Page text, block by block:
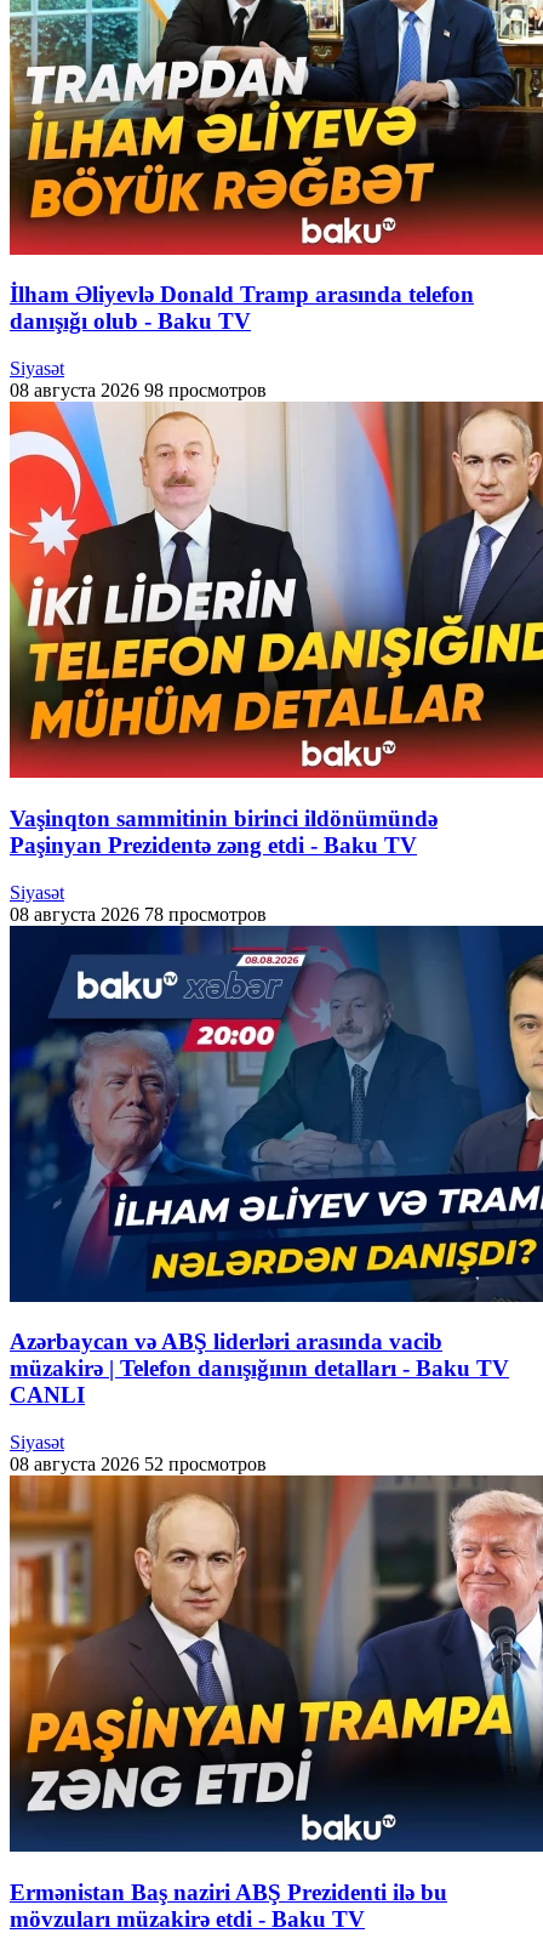
İlham Əliyevlə Donald Tramp arasında telefon
danışığı olub - Baku TV
Siyasət
08 августа 2026 98 просмотров
Vaşinqton sammitinin birinci ildönümündə
Paşinyan Prezidentə zəng etdi - Baku TV
Siyasət
08 августа 2026 78 просмотров
Azərbaycan və ABŞ liderləri arasında vacib
müzakirə | Telefon danışığının detalları - Baku TV
CANLI
Siyasət
08 августа 2026 52 просмотров
Ermənistan Baş naziri ABŞ Prezidenti ilə bu
mövzuları müzakirə etdi - Baku TV